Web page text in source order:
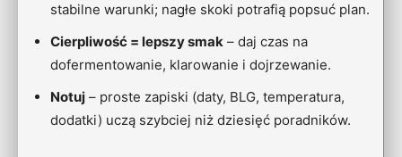
stabilne warunki; nagłe skoki potrafią popsuć plan.
Cierpliwość = lepszy smak – daj czas na
dofermentowanie, klarowanie i dojrzewanie.
Notuj – proste zapiski (daty, BLG, temperatura,
dodatki) uczą szybciej niż dziesięć poradników.